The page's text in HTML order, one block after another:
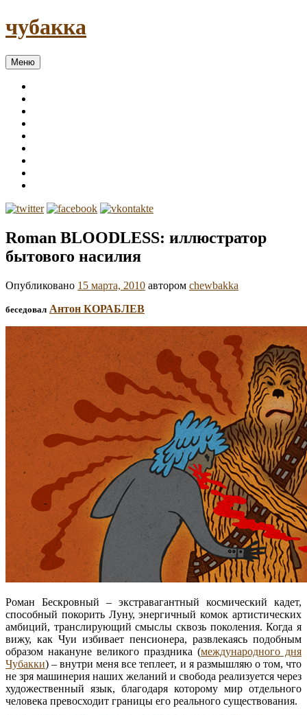
чубакка
Меню
Roman BLOODLESS: иллюстратор
бытового насилия
Опубликовано 15 марта, 2010 автором chewbakka
беседовал Антон КОРАБЛЕВ
Роман Бескровный – экстравагантный космический кадет,
способный покорить Луну, энергичный комок артистических
амбиций, транслирующий смыслы сквозь поколения. Когда я
вижу, как Чуи избивает пенсионера, развлекаясь подобным
образом накануне великого праздника (международного дня
Чубакки) – внутри меня все теплеет, и я размышляю о том, что
не зря машинерия наших желаний и свобода реализуется через
художественный язык, благодаря которому мир отдельного
человека превосходит границы его реального существования.